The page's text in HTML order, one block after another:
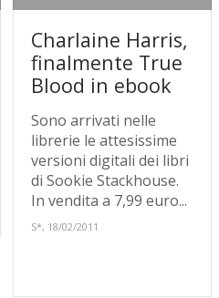
Charlaine Harris,
finalmente True
Blood in ebook
Sono arrivati nelle
librerie le attesissime
versioni digitali dei libri
di Sookie Stackhouse.
In vendita a 7,99 euro...
S*, 18/02/2011